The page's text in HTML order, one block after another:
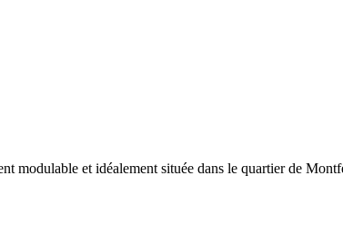
modulable et idéalement située dans le quartier de